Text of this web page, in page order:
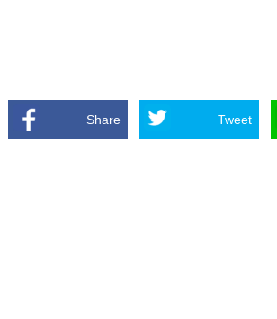
Share Tweet